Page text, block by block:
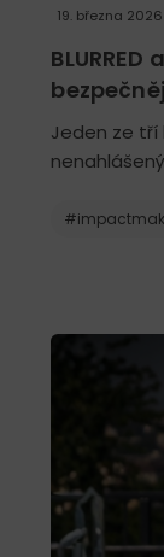
19. března 2026
Jeden ze tří